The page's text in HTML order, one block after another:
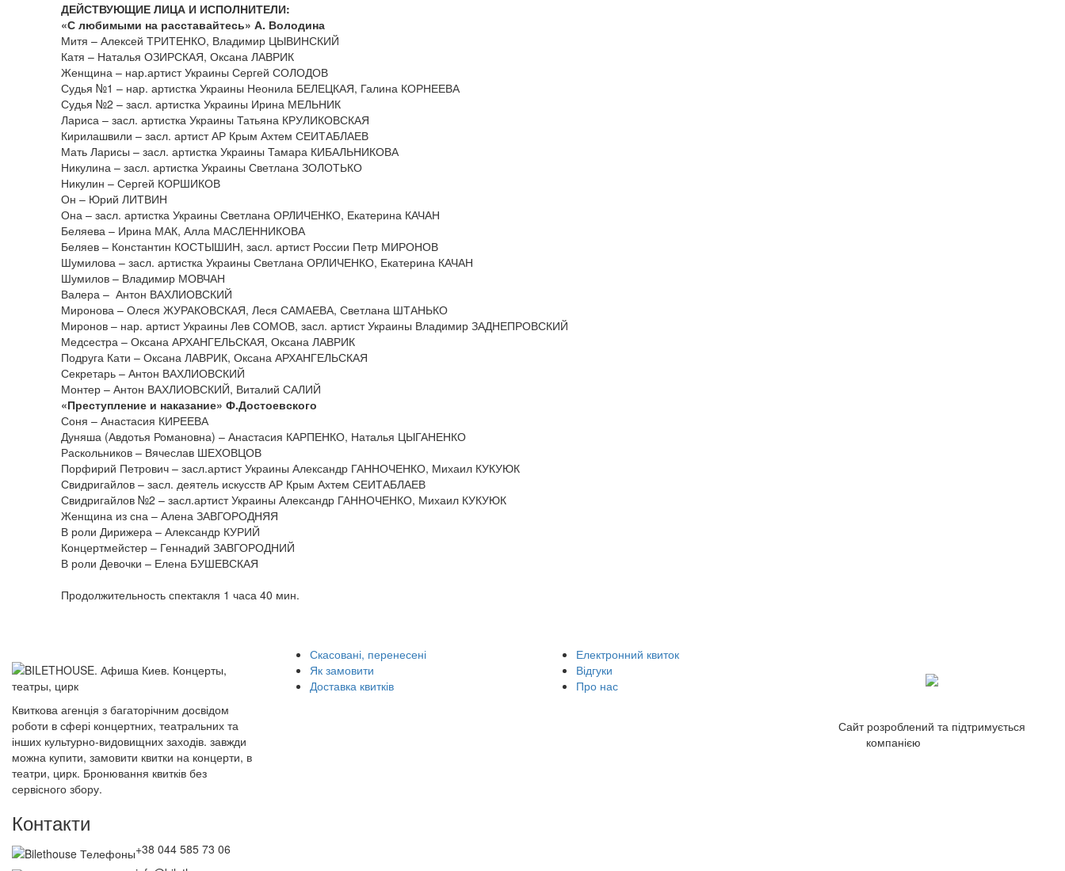
ДЕЙСТВУЮЩИЕ ЛИЦА И ИСПОЛНИТЕЛИ:
«С любимыми на расставайтесь» А. Володина
Митя – Алексей ТРИТЕНКО, Владимир ЦЫВИНСКИЙ
Катя – Наталья ОЗИРСКАЯ, Оксана ЛАВРИК
Женщина – нар.артист Украины Сергей СОЛОДОВ
Судья №1 – нар. артистка Украины Неонила БЕЛЕЦКАЯ, Галина КОРНЕЕВА
Судья №2 – засл. артистка Украины Ирина МЕЛЬНИК
Лариса – засл. артистка Украины Татьяна КРУЛИКОВСКАЯ
Кирилашвили – засл. артист АР Крым Ахтем СЕИТАБЛАЕВ
Мать Ларисы – засл. артистка Украины Тамара КИБАЛЬНИКОВА
Никулина – засл. артистка Украины Светлана ЗОЛОТЬКО
Никулин – Сергей КОРШИКОВ
Он – Юрий ЛИТВИН
Она – засл. артистка Украины Светлана ОРЛИЧЕНКО, Екатерина КАЧАН
Беляева – Ирина МАК, Алла МАСЛЕННИКОВА
Беляев – Константин КОСТЫШИН, засл. артист России Петр МИРОНОВ
Шумилова – засл. артистка Украины Светлана ОРЛИЧЕНКО, Екатерина КАЧАН
Шумилов – Владимир МОВЧАН
Валера – Антон ВАХЛИОВСКИЙ
Миронова – Олеся ЖУРАКОВСКАЯ, Леся САМАЕВА, Светлана ШТАНЬКО
Миронов – нар. артист Украины Лев СОМОВ, засл. артист Украины Владимир ЗАДНЕПРОВСКИЙ
Медсестра – Оксана АРХАНГЕЛЬСКАЯ, Оксана ЛАВРИК
Подруга Кати – Оксана ЛАВРИК, Оксана АРХАНГЕЛЬСКАЯ
Секретарь – Антон ВАХЛИОВСКИЙ
Монтер – Антон ВАХЛИОВСКИЙ, Виталий САЛИЙ
«Преступление и наказание» Ф.Достоевского
Соня – Анастасия КИРЕЕВА
Дуняша (Авдотья Романовна) – Анастасия КАРПЕНКО, Наталья ЦЫГАНЕНКО
Раскольников – Вячеслав ШЕХОВЦОВ
Порфирий Петрович – засл.артист Украины Александр ГАННОЧЕНКО, Михаил КУКУЮК
Свидригайлов – засл. деятель искусств АР Крым Ахтем СЕИТАБЛАЕВ
Свидригайлов №2 – засл.артист Украины Александр ГАННОЧЕНКО, Михаил КУКУЮК
Женщина из сна – Алена ЗАВГОРОДНЯЯ
В роли Дирижера – Александр КУРИЙ
Концертмейстер – Геннадий ЗАВГОРОДНИЙ
В роли Девочки – Елена БУШЕВСКАЯ
Продолжительность спектакля 1 часа 40 мин.
Квиткова агенція з багаторічним досвідом
роботи в сфері концертних, театральних та
інших культурно-видовищних заходів. завжди
можна купити, замовити квитки на концерти, в
театри, цирк. Бронювання квитків без
сервісного збору.
Контакти
+38 044 585 73 06
Скасовані, перенесені
Як замовити
Доставка квитків
Електронний квиток
Відгуки
Про нас
Сайт розроблений та підтримується
компанією